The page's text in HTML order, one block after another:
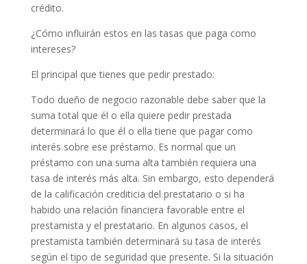
crédito.
¿Cómo influirán estos en las tasas que paga como
intereses?
El principal que tienes que pedir prestado:
Todo dueño de negocio razonable debe saber que la
suma total que él o ella quiere pedir prestada
determinará lo que él o ella tiene que pagar como
interés sobre ese préstamo. Es normal que un
préstamo con una suma alta también requiera una
tasa de interés más alta. Sin embargo, esto dependerá
de la calificación crediticia del prestatario o si ha
habido una relación financiera favorable entre el
prestamista y el prestatario. En algunos casos, el
prestamista también determinará su tasa de interés
según el tipo de seguridad que presente. Si la situación